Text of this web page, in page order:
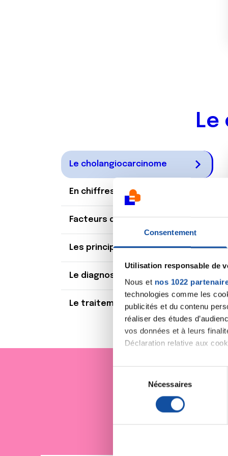
Consentement
Utilisation responsable de
Nous et nos 1022
technologies comme les
publicités et du contenu
réaliser des études
vos données et à leurs
Déclaration relative aux
Si vous le permettez, nous
Collecter des
digitales).
Pour en savoir plus sur le
. Vous pouvez
Nécessaires
Le cholangiocarcinome
En chiffres
Facteurs de risque
Les principaux symptômes
Le diagnostic
Le traitement
Je